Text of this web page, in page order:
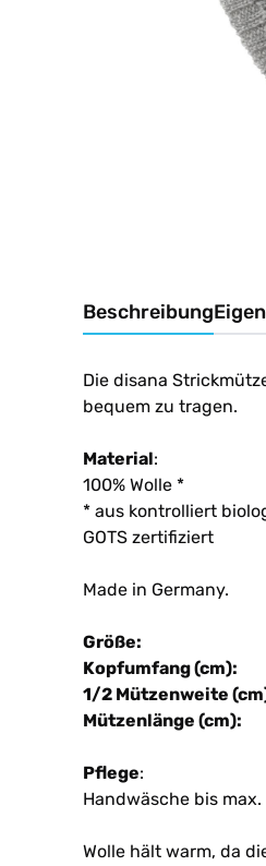
Beschreibung
Die disana
bequem zu tragen.
Material:
100% Wolle *
* aus kontrolliert
GOTS zertifiziert
Made in Germany.
Kopfumfang (cm):
1/2 Mützenweite
Mützenlänge (cm):
Pflege:
Handwäsche bis
Wolle hält warm, da